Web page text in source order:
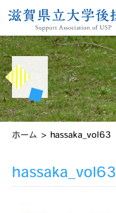
ホーム > hassaka_vol63
hassaka_vol63